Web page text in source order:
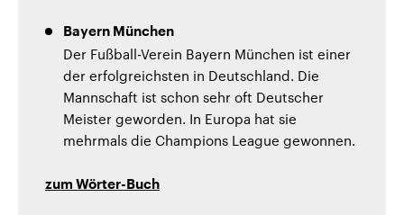
Bayern München
Der Fußball-Verein Bayern München ist einer
der erfolgreichsten in Deutschland. Die
Mannschaft ist schon sehr oft Deutscher
Meister geworden. In Europa hat sie
mehrmals die Champions League gewonnen.
zum Wörter-Buch